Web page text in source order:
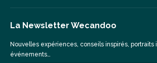
La Newsletter Wecandoo
Nouvelles expériences, conseils inspirés, portraits
événements…